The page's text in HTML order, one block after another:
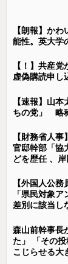
【朗報】か
能性。英大学
【！】共産
虚偽購読申し
【速報】山
ちの党」 略
【財務省人
官邸幹部「協
どを歴任 、
【外国人公
「県民対象
差別に該当し
森山前幹事長
た」 「その
こじらせる大